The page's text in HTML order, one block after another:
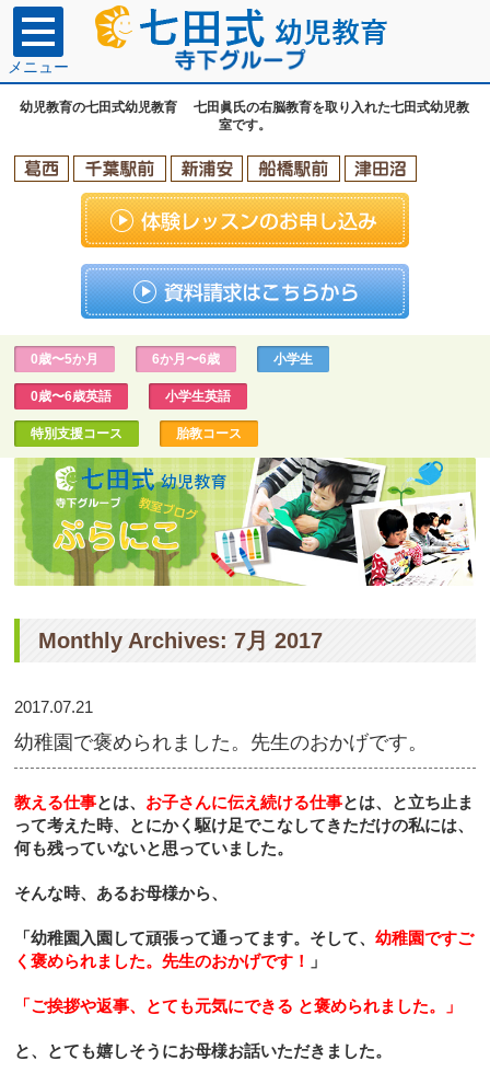
幼児教育の七田式幼児教育 七田眞氏の右脳教育を取り入れた七田式幼児教
室です。
メニュー
0歳〜5か月 6か月〜6歳 小学生
0歳〜6歳英語 小学生英語
特別支援コース 胎教コース
Monthly Archives: 7月 2017
2017.07.21
幼稚園で褒められました。先生のおかげです。
教える仕事とは、 お子さんに伝え続ける仕事とは、と立ち止ま
って考えた時、とにかく駆け足でこなしてきただけの私には、
何も残っていないと思っていました。
そんな時、あるお母様から、
「幼稚園入園して頑張って通ってます。そして、幼稚園ですご
く褒められました。先生のおかげです！ 」
「ご挨拶や返事、とても元気にできる と褒められました。」
と、とても嬉しそうにお母様お話いただきました。